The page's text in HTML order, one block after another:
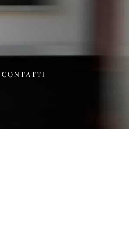
CONTATTI